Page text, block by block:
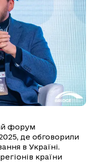
форум
де обговорили
в Україні.
країни